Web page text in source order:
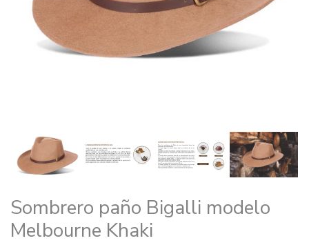
Sombrero paño Bigalli modelo
Melbourne Khaki